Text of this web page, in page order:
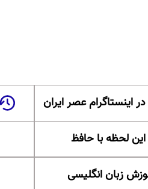
اینستاگرام عصر ایران
این لحظه با حافظ
زبان انگلیسی